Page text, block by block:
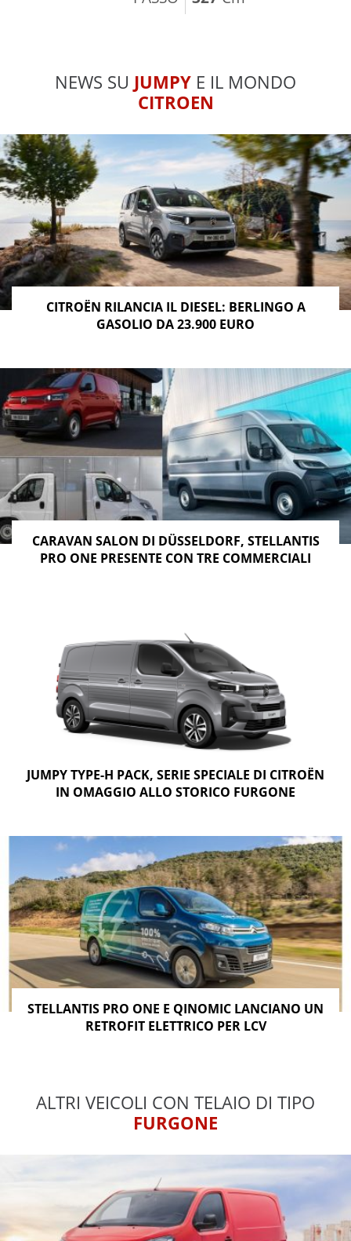
NEWS SU JUMPY E IL MONDO
CITROEN
CITROËN RILANCIA IL DIESEL: BERLINGO A
GASOLIO DA 23.900 EURO
CARAVAN SALON DI DÜSSELDORF, STELLANTIS
PRO ONE PRESENTE CON TRE COMMERCIALI
JUMPY TYPE-H PACK, SERIE SPECIALE DI CITROËN
IN OMAGGIO ALLO STORICO FURGONE
STELLANTIS PRO ONE E QINOMIC LANCIANO UN
RETROFIT ELETTRICO PER LCV
ALTRI VEICOLI CON TELAIO DI TIPO
FURGONE